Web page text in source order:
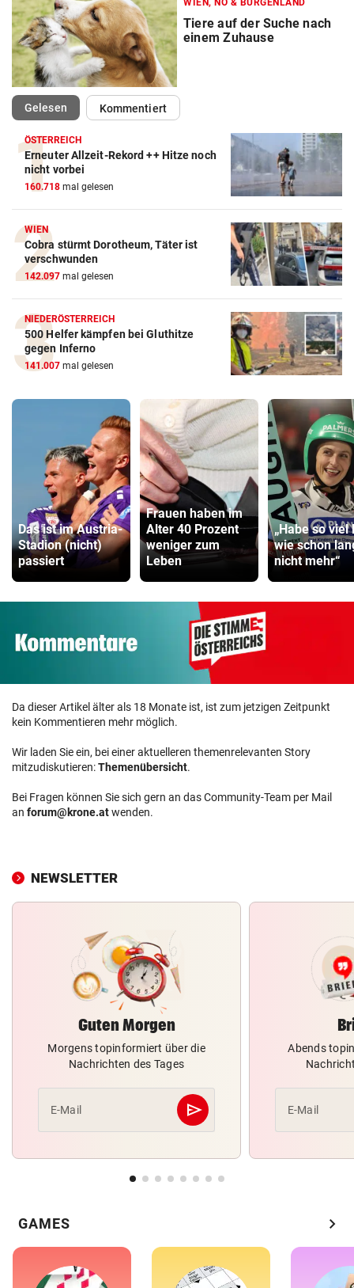
WIEN, NÖ & BURGENLAND
Tiere auf der Suche nach
einem Zuhause
Gelesen(ausgewählt)Kommentiert
ÖSTERREICH
Erneuter Allzeit-Rekord ++ Hitze noch
nicht vorbei
160.718 mal gelesen
WIEN
Cobra stürmt Dorotheum, Täter ist
verschwunden
142.097 mal gelesen
NIEDERÖSTERREICH
500 Helfer kämpfen bei Gluthitze
gegen Inferno
141.007 mal gelesen
Das ist im Austria-
Stadion (nicht)
passiert
Frauen haben im
Alter 40 Prozent
weniger zum
Leben
„Habe so viel
wie schon
nicht mehr“
Da dieser Artikel älter als 18 Monate ist, ist zum jetzigen Zeitpunkt
kein Kommentieren mehr möglich.
Wir laden Sie ein, bei einer aktuelleren themenrelevanten Story
mitzudiskutieren:Themenübersicht.
Bei Fragen können Sie sich gern an das Community-Team per Mail
an forum@krone.atwenden.
NEWSLETTER
Guten Morgen
Morgens topinformiert über die
Nachrichten des Tages
E-Mail send
Abschicken
Abends
E-Mail
GAMES chevron_right